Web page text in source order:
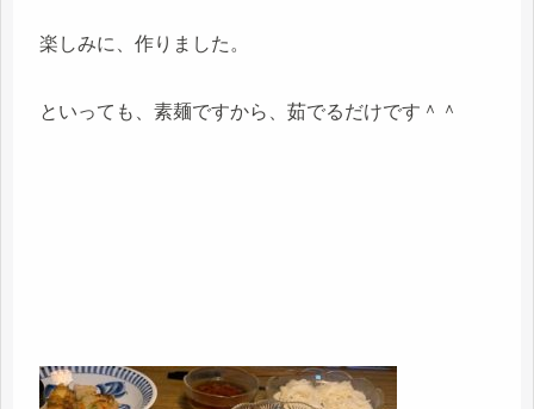
楽しみに、作りました。
といっても、素麺ですから、茹でるだけです＾＾